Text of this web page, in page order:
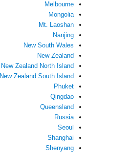
Melbourne
Mongolia
Mt. Laoshan
Nanjing
New South Wales
New Zealand
New Zealand North Island
New Zealand South Island
Phuket
Qingdao
Queensland
Russia
Seoul
Shanghai
Shenyang